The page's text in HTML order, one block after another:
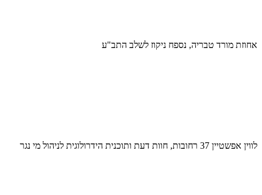
אחוזת מורד טבריה, נספח ניקוז לשלב התב"ע
לווין אפשטיין 37 רחובות, חוות דעת ותוכנית הידרולוגית לניהול מי נגר